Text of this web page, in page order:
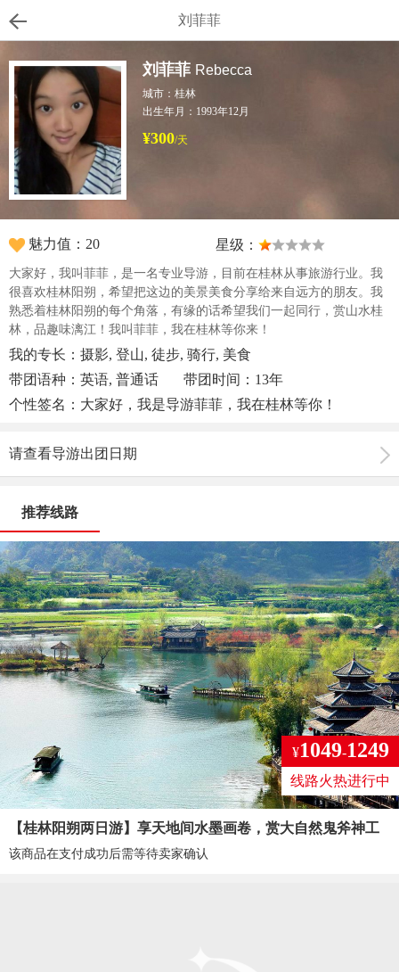
刘菲菲
刘菲菲 Rebecca
城市：桂林
出生年月：1993年12月
¥300/天
魅力值：20 星级：
大家好，我叫菲菲，是一名专业导游，目前在桂林从事旅游行业。我
很喜欢桂林阳朔，希望把这边的美景美食分享给来自远方的朋友。我
熟悉着桂林阳朔的每个角落，有缘的话希望我们一起同行，赏山水桂
林，品趣味漓江！我叫菲菲，我在桂林等你来！
我的专长：摄影, 登山, 徒步, 骑行, 美食
带团语种：英语, 普通话
带团时间：13年
个性签名：大家好，我是导游菲菲，我在桂林等你！
请查看导游出团日期
推荐线路
¥1049-1249
线路火热进行中
【桂林阳朔两日游】享天地间水墨画卷，赏大自然鬼斧神工
该商品在支付成功后需等待卖家确认